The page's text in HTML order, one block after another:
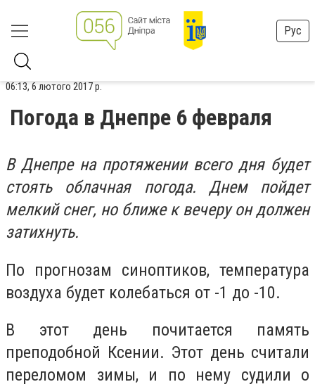
Рус
06:13, 6 лютого 2017 р.
Погода в Днепре 6 февраля
В Днепре на протяжении всего дня будет
стоять облачная погода. Днем пойдет
мелкий снег, но ближе к вечеру он должен
затихнуть.
По прогнозам синоптиков, температура
воздуха будет колебаться от -1 до -10.
В этот день почитается память
преподобной Ксении. Этот день считали
переломом зимы, и по нему судили о